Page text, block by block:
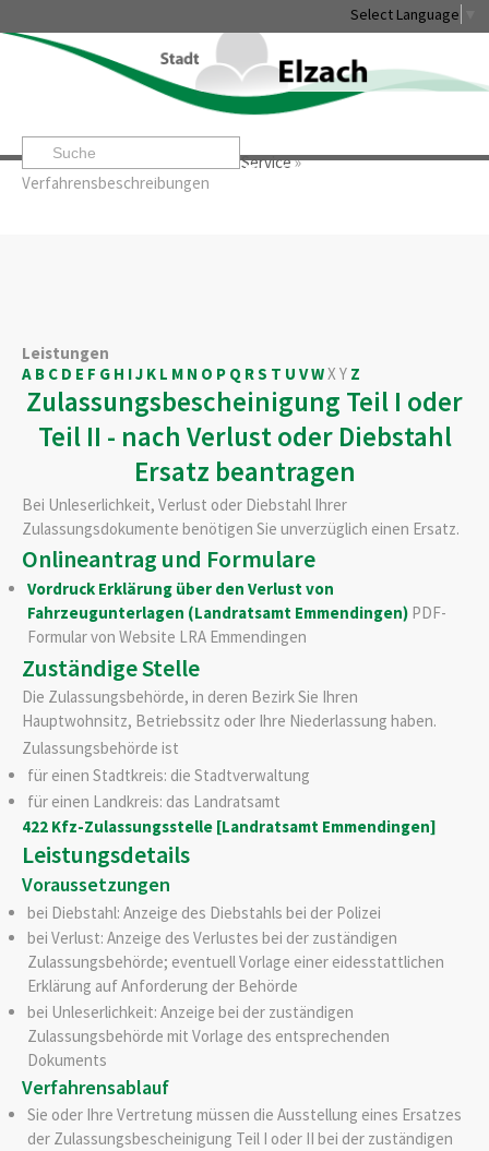
Select Language
Startseite» »Service»
Verfahrensbeschreibungen
Leben & Erleben Rathaus & Service
Leistungen
A B C D E F G H IJ K L M N O P Q RS T U VWXY Z
Zulassungsbescheinigung Teil I oder
Teil II - nach Verlust oder Diebstahl
Ersatz beantragen
Bei Unleserlichkeit, Verlust oder Diebstahl Ihrer
Zulassungsdokumente benötigen Sie unverzüglich einen Ersatz.
Onlineantrag und Formulare
Vordruck Erklärung über den Verlust von
Fahrzeugunterlagen (Landratsamt Emmendingen) PDF-
Formular von Website LRA Emmendingen
Zuständige Stelle
Die Zulassungsbehörde, in deren Bezirk Sie Ihren
Hauptwohnsitz, Betriebssitz oder Ihre Niederlassung haben.
Zulassungsbehörde ist
für einen Stadtkreis: die Stadtverwaltung
für einen Landkreis: das Landratsamt
422 Kfz-Zulassungsstelle [Landratsamt Emmendingen]
Leistungsdetails
Voraussetzungen
bei Diebstahl: Anzeige des Diebstahls bei der Polizei
bei Verlust: Anzeige des Verlustes bei der zuständigen
Zulassungsbehörde; eventuell Vorlage einer eidesstattlichen
Erklärung auf Anforderung der Behörde
bei Unleserlichkeit: Anzeige bei der zuständigen
Zulassungsbehörde mit Vorlage des entsprechenden
Dokuments
Verfahrensablauf
Sie oder Ihre Vertretung müssen die Ausstellung eines Ersatzes
der Zulassungsbescheinigung Teil I oder II bei der zuständigen